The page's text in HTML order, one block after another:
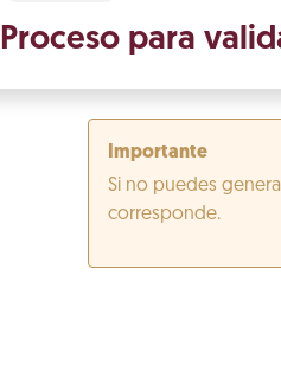
Proceso para
Importante
Si no puedes
corresponde.